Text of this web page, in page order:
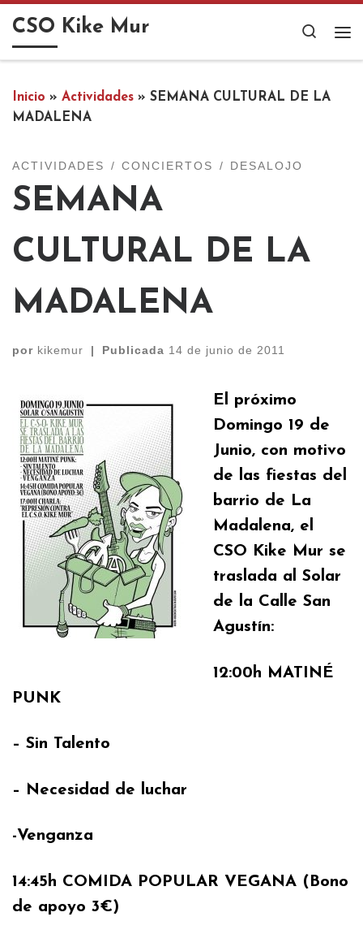
Saltar al contenido
CSO Kike Mur
Search
Inicio » Actividades » SEMANA CULTURAL DE LA
MADALENA
ACTIVIDADES CONCIERTOS DESALOJO
SEMANA
CULTURAL DE LA
MADALENA
por kikemur | Publicada 14 de junio de 2011
El próximo
Domingo 19 de
Junio, con motivo
de las fiestas del
barrio de La
Madalena, el
CSO Kike Mur se
traslada al Solar
de la Calle San
Agustín:
12:00h MATINÉ
PUNK
– Sin Talento
– Necesidad de luchar
-Venganza
14:45h COMIDA POPULAR VEGANA (Bono
de apoyo 3€)